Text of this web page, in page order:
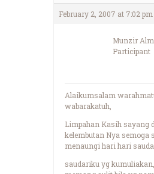
February 2, 2007 at 7:02 pm
Munzir
Participant
Alaikumsalam
wabarakatuh,
Limpahan Kasih sayang
kelembutan Nya semoga
menaungi hari hari
saudariku yg kumuliakan,